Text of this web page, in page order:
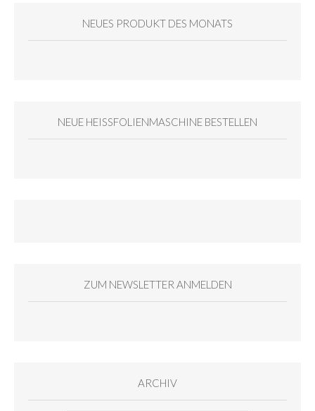
NEUES PRODUKT DES MONATS
NEUE HEISSFOLIENMASCHINE BESTELLEN
ZUM NEWSLETTER ANMELDEN
ARCHIV